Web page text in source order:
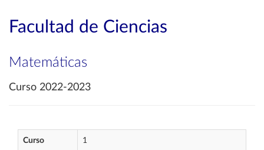
Facultad de Ciencias
Matemáticas
Curso 2022-2023
Curso 1